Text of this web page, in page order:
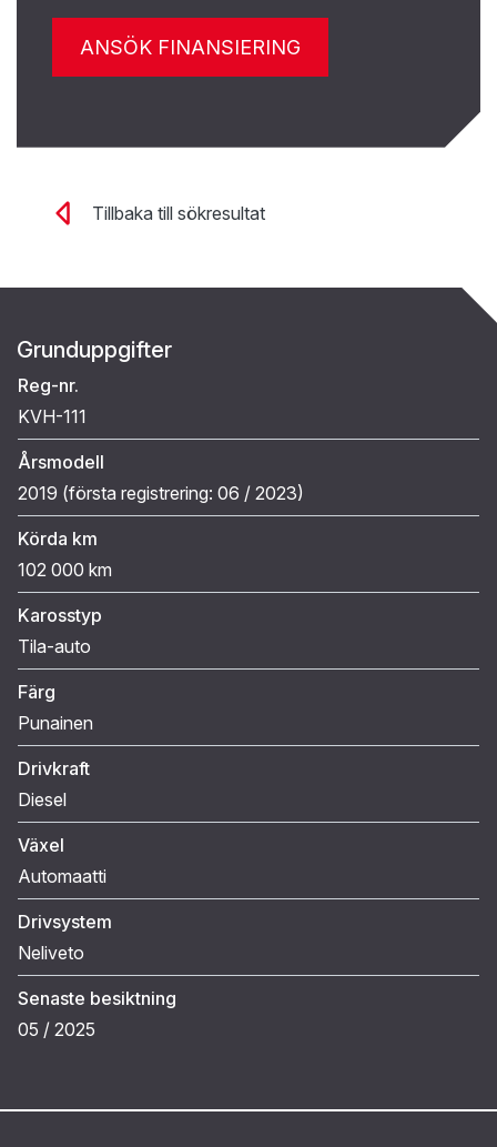
ANSÖK FINANSIERING
Tillbaka till sökresultat
Grunduppgifter
Reg-nr.
KVH-111
Årsmodell
2019 (första registrering: 06 / 2023)
Körda km
102 000 km
Karosstyp
Tila-auto
Färg
Punainen
Drivkraft
Diesel
Växel
Automaatti
Drivsystem
Neliveto
Senaste besiktning
05 / 2025